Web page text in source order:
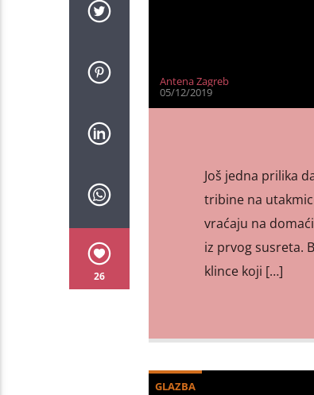
26
Antena Zagreb
05/12/2019
Još jedna prilika
tribine na
vraćaju na
iz prvog susreta.
klince koji […]
GLAZBA